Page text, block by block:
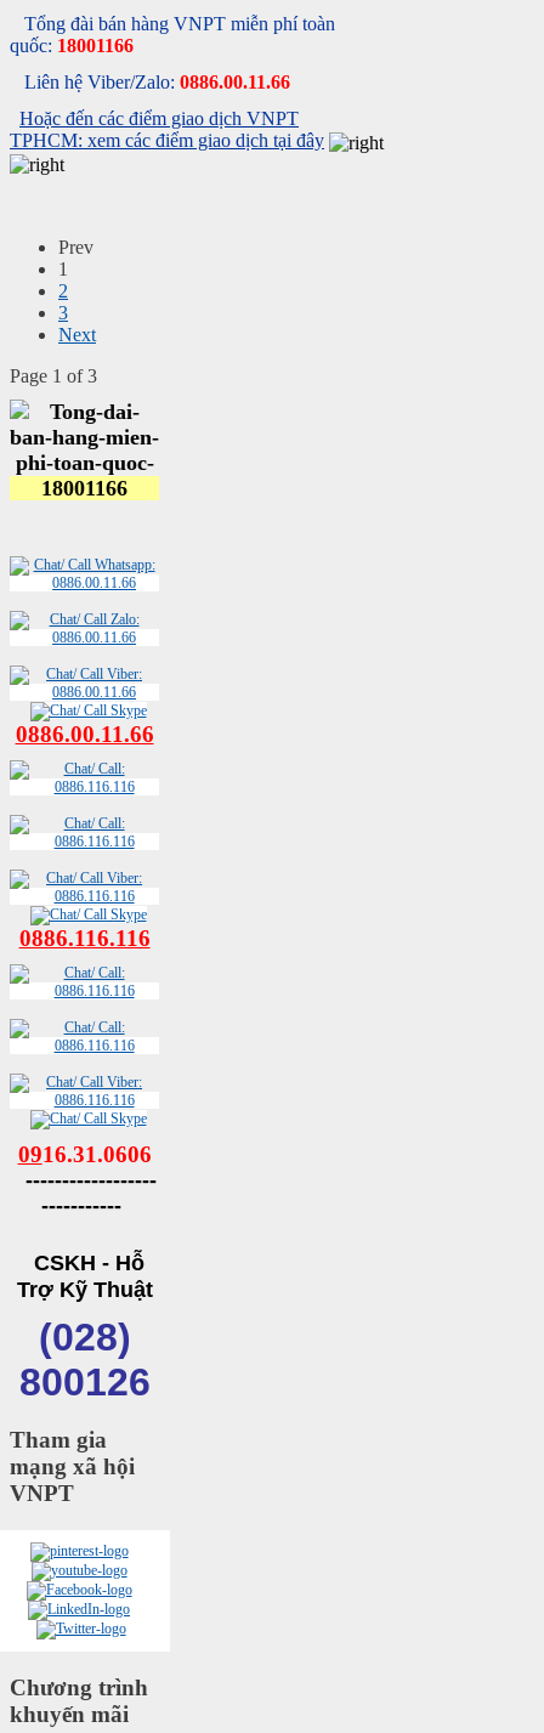
Tổng đài bán hàng VNPT miễn phí toàn
quốc: 18001166
Liên hệ Viber/Zalo: 0886.00.11.66
Hoặc đến các điểm giao dịch VNPT
TPHCM: xem các điểm giao dịch tại đây
Prev
1
2
3
Next
Page 1 of 3
0886.00.11.66
0886.116.116
0916.31.0606
------------------
-----------
CSKH - Hỗ
Trợ Kỹ Thuật
(028)
800126
Tham gia
mạng xã hội
VNPT
Chương trình
khuyến mãi